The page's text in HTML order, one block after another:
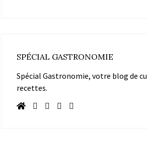
SPÉCIAL GASTRONOMIE
Spécial Gastronomie, votre blog de
recettes.